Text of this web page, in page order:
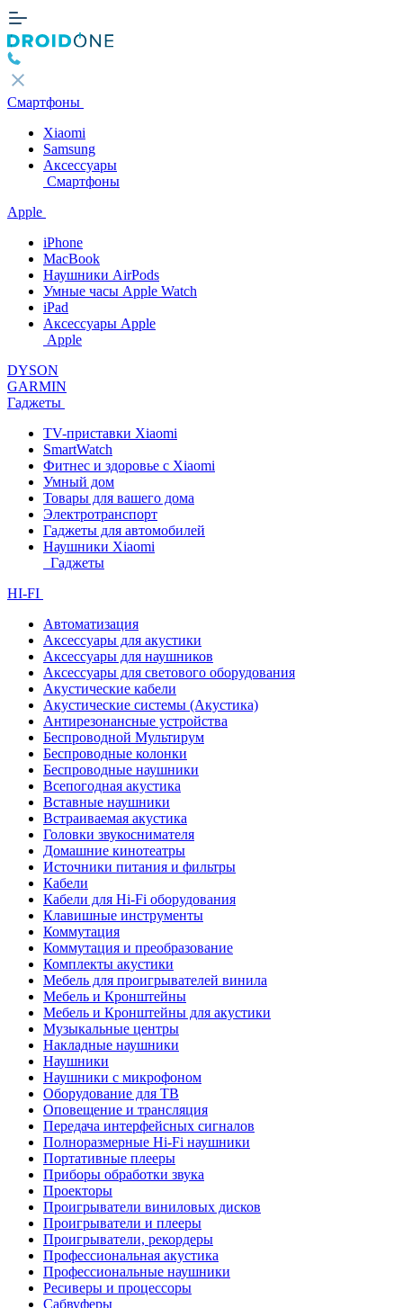
Смартфоны
Xiaomi
Samsung
Аксессуары
Смартфоны
Apple
iPhone
MacBook
Наушники AirPods
Умные часы Apple Watch
iPad
Аксессуары Apple
Apple
DYSON
GARMIN
Гаджеты
TV-приставки Xiaomi
SmartWatch
Фитнес и здоровье с Xiaomi
Умный дом
Товары для вашего дома
Электротранспорт
Гаджеты для автомобилей
Наушники Xiaomi
Гаджеты
HI-FI
Автоматизация
Аксессуары для акустики
Аксессуары для наушников
Аксессуары для светового оборудования
Акустические кабели
Акустические системы (Акустика)
Антирезонансные устройства
Беспроводной Мультирум
Беспроводные колонки
Беспроводные наушники
Всепогодная акустика
Вставные наушники
Встраиваемая акустика
Головки звукоснимателя
Домашние кинотеатры
Источники питания и фильтры
Кабели
Кабели для Hi-Fi оборудования
Клавишные инструменты
Коммутация
Коммутация и преобразование
Комплекты акустики
Мебель для проигрывателей винила
Мебель и Кронштейны
Мебель и Кронштейны для акустики
Музыкальные центры
Накладные наушники
Наушники
Наушники с микрофоном
Оборудование для ТВ
Оповещение и трансляция
Передача интерфейсных сигналов
Полноразмерные Hi-Fi наушники
Портативные плееры
Приборы обработки звука
Проекторы
Проигрыватели виниловых дисков
Проигрыватели и плееры
Проигрыватели, рекордеры
Профессиональная акустика
Профессиональные наушники
Ресиверы и процессоры
Сабвуферы